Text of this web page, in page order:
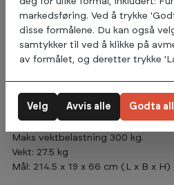
som krever fritt treningsrom.
passe knebøystativer og med sin
knurling grep kan den legges på
som knebøy eller i armene for
også utstyrt med markløftjekk,
vippe vektstangen opp i stående
ta av og på vektskiver uten at de
Passer til vektskiver med 50 mm
Maks vektbelastning 300 kg.
Vekt: 27.5 kg
Mål: 214.5 x 19 x 66 cm (L x B x H)
markedsføring. Ved å trykke
disse formålene. Du kan også
samtykker til ved å klikke på
av formålet, og deretter trykke
Avvis alle
Velg Godta